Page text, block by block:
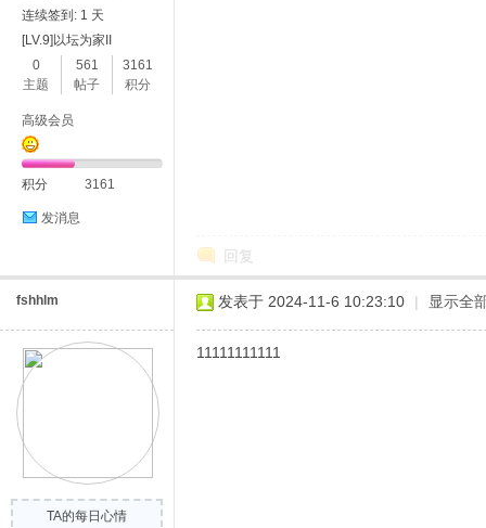
连续签到: 1 天
[LV.9]以坛为家II
0
主题
561
帖子
3161
积分
高级会员
积分 3161
发消息
回复
fshhlm
TA的每日心情
发表于 2024-11-6 10:23:10 | 显示全
11111111111